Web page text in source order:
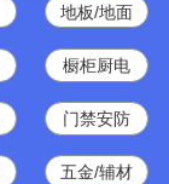
地板/地面
橱柜厨电
门禁安防
五金/辅材